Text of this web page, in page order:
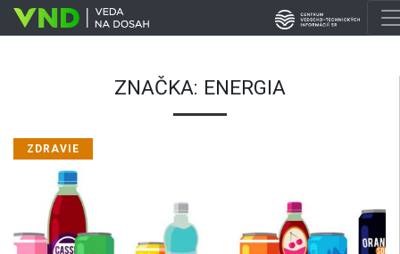
ZNAČKA: ENERGIA
ZDRAVIE